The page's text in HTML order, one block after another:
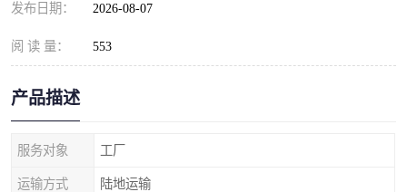
发布日期： 2026-08-07
阅 读 量： 553
产品描述
服务对象 工厂
运输方式 陆地运输